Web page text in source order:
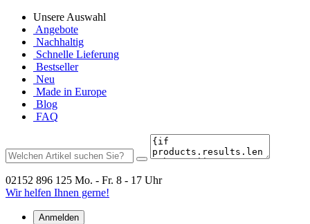
Unsere Auswahl
Angebote
Nachhaltig
Schnelle Lieferung
Bestseller
Neu
Made in Europe
Blog
FAQ
02152 896 125 Mo. - Fr. 8 - 17 Uhr
Wir helfen Ihnen gerne!
Anmelden